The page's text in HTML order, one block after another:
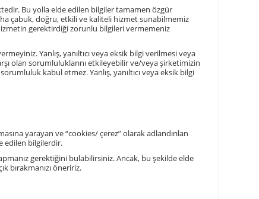
Bu yolla elde edilen bilgiler tamamen özgür
çabuk, doğru, etkili ve kaliteli hizmet sunabilmemiz
gerektirdiği zorunlu bilgileri vermemeniz
Yanlış, yanıltıcı veya eksik bilgi verilmesi veya
olan sorumluluklarını etkileyebilir ve/veya şirketimizin
kabul etmez. Yanlış, yanıltıcı veya eksik bilgi
yarayan ve “cookies/ çerez” olarak adlandırılan
edilen bilgilerdir.
gerektiğini bulabilirsiniz. Ancak, bu şekilde elde
bırakmanızı öneririz.